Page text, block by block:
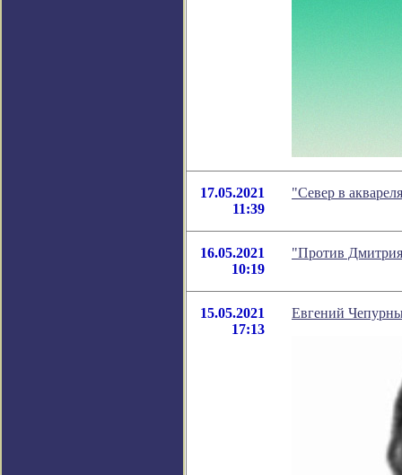
17.05.2021
11:39
"Север в
16.05.2021
10:19
"Против
15.05.2021
17:13
Евгений